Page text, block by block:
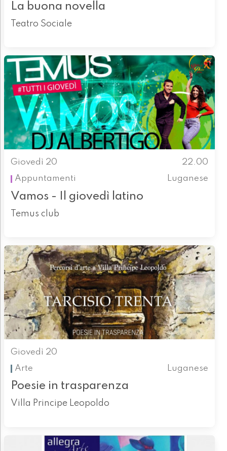
La buona novella
Teatro Sociale
Giovedì 20
22.00
Appuntamenti
Luganese
Vamos - Il giovedì latino
Temus club
Giovedì 20
Arte
Luganese
Poesie in trasparenza
Villa Principe Leopoldo